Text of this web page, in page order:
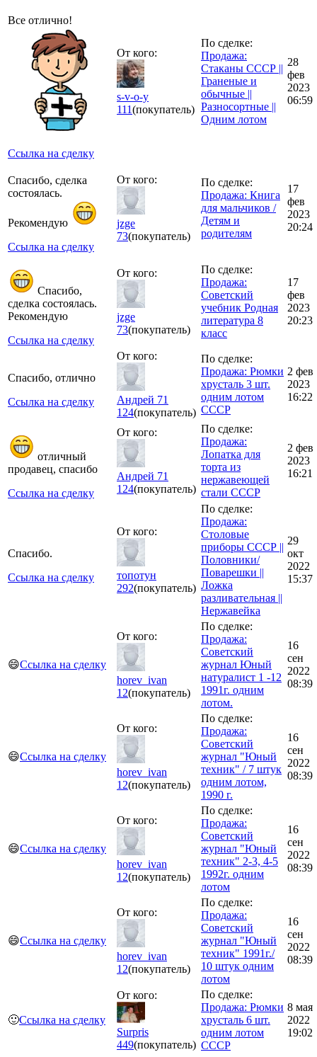
Все отлично!
Ссылка на сделку
От кого:
s-v-o-y
111(покупатель)
По сделке:
Продажа:
Стаканы СССР ||
Граненые и
обычные ||
Разносортные ||
Одним лотом
28
фев
2023
06:59
Спасибо, сделка
состоялась.
Рекомендую
Ссылка на сделку
От кого:
jzge
73(покупатель)
По сделке:
Продажа: Книга
для мальчиков /
Детям и
родителям
17
фев
2023
20:24
Спасибо,
сделка состоялась.
Рекомендую
Ссылка на сделку
От кого:
jzge
73(покупатель)
По сделке:
Продажа:
Советский
учебник Родная
литература 8
класс
17
фев
2023
20:23
Спасибо, отлично
Ссылка на сделку
От кого:
Андрей 71
124(покупатель)
По сделке:
Продажа: Рюмки
хрусталь 3 шт.
одним лотом
СССР
2 фев
2023
16:22
отличный
продавец, спасибо
Ссылка на сделку
От кого:
Андрей 71
124(покупатель)
По сделке:
Продажа:
Лопатка для
торта из
нержавеющей
стали СССР
2 фев
2023
16:21
Спасибо.
Ссылка на сделку
От кого:
топотун
292(покупатель)
По сделке:
Продажа:
Столовые
приборы СССР ||
Половники/
Поварешки ||
Ложка
разливательная ||
Нержавейка
29
окт
2022
15:37
😄Ссылка на сделку
От кого:
horev_ivan
12(покупатель)
По сделке:
Продажа:
Советский
журнал Юный
натуралист 1 -12
1991г. одним
лотом.
16
сен
2022
08:39
😄Ссылка на сделку
От кого:
horev_ivan
12(покупатель)
По сделке:
Продажа:
Советский
журнал "Юный
техник" / 7 штук
одним лотом,
1990 г.
16
сен
2022
08:39
😄Ссылка на сделку
От кого:
horev_ivan
12(покупатель)
По сделке:
Продажа:
Советский
журнал "Юный
техник" 2-3, 4-5
1992г. одним
лотом
16
сен
2022
08:39
😄Ссылка на сделку
От кого:
horev_ivan
12(покупатель)
По сделке:
Продажа:
Советский
журнал "Юный
техник" 1991г./
10 штук одним
лотом
16
сен
2022
08:39
🙂Ссылка на сделку
От кого:
Surpris
449(покупатель)
По сделке:
Продажа: Рюмки
хрусталь 6 шт.
одним лотом
СССР
8 мая
2022
19:02